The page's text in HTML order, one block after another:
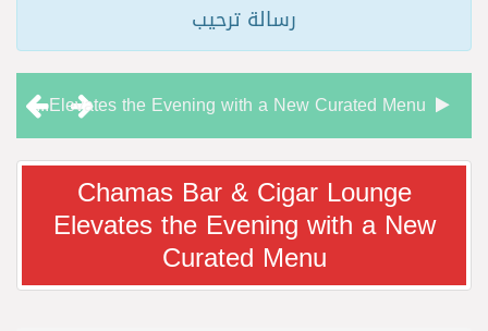
رسالة ترحيب
Chamas Bar & Cigar Lounge Elevates the Evening with a New Curated Menu
“شاماس” يقدّم تجربة مسائية راقية مع قائمة جديدة مستوحاة من النكهات البرازيلية
رجل الاعمال سعيد ال بخيت يغادر المستشفى
Chamas Bar & Cigar Lounge
Elevates the Evening with a New
Curated Menu